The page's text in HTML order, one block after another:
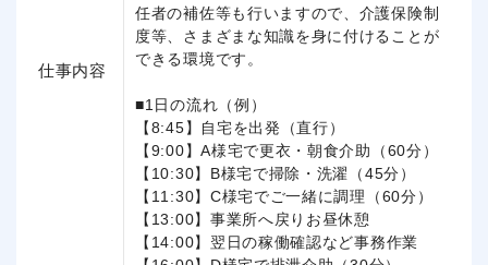
仕事内容
任者の補佐等も行いますので、介護保険制
度等、さまざまな知識を身に付けることが
できる環境です。
■1日の流れ（例）
【8:45】自宅を出発（直行）
【9:00】A様宅で更衣・朝食介助（60分）
【10:30】B様宅で掃除・洗濯（45分）
【11:30】C様宅でご一緒に調理（60分）
【13:00】事業所へ戻りお昼休憩
【14:00】翌日の稼働確認など事務作業